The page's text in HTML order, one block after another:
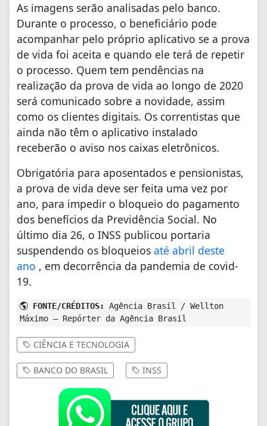
As imagens serão analisadas pelo banco.
Durante o processo, o beneficiário pode
acompanhar pelo próprio aplicativo se a prova
de vida foi aceita e quando ele terá de repetir
o processo. Quem tem pendências na
realização da prova de vida ao longo de 2020
será comunicado sobre a novidade, assim
como os clientes digitais. Os correntistas que
ainda não têm o aplicativo instalado
receberão o aviso nos caixas eletrônicos.
Obrigatória para aposentados e pensionistas,
a prova de vida deve ser feita uma vez por
ano, para impedir o bloqueio do pagamento
dos benefícios da Previdência Social. No
último dia 26, o INSS publicou portaria
suspendendo os bloqueios até abril deste
ano , em decorrência da pandemia de covid-
19.
FONTE/CRÉDITOS:
Agência Brasil / Wellton
Máximo – Repórter da Agência Brasil
CIÊNCIA E TECNOLOGIA
BANCO DO BRASIL INSS